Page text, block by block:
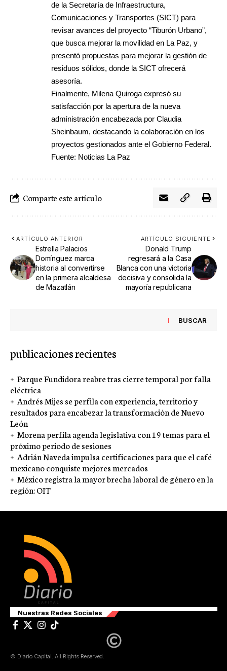
de la Secretaría de Infraestructura,
Comunicaciones y Transportes (SICT) para
revisar avances del proyecto “Tiburón Urbano”,
que busca mejorar la movilidad en La Paz, y
presentó propuestas para mejorar la gestión de
residuos sólidos, donde la SICT ofrecerá
asesoría.
Finalmente, Milena Quiroga expresó su
satisfacción por la apertura de la nueva
administración encabezada por Claudia
Sheinbaum, destacando la colaboración en los
proyectos gestionados ante el Gobierno Federal.
Fuente: Noticias La Paz
Comparte este artículo
ARTÍCULO ANTERIOR
Estrella Palacios
Domínguez marca
historia al convertirse
en la primera alcaldesa
de Mazatlán
ARTÍCULO SIGUIENTE
Donald Trump
regresará a la Casa
Blanca con una victoria
decisiva y consolida la
mayoría republicana
BUSCAR
publicaciones recientes
Parque Fundidora reabre tras cierre temporal por falla
eléctrica
Andrés Mijes se perfila con experiencia, territorio y
resultados para encabezar la transformación de Nuevo
León
Morena perfila agenda legislativa con 19 temas para el
próximo periodo de sesiones
Adrián Naveda impulsa certificaciones para que el café
mexicano conquiste mejores mercados
México registra la mayor brecha laboral de género en la
región: OIT
Nuestras Redes Sociales
© Diario Capital. All Rights Reserved.